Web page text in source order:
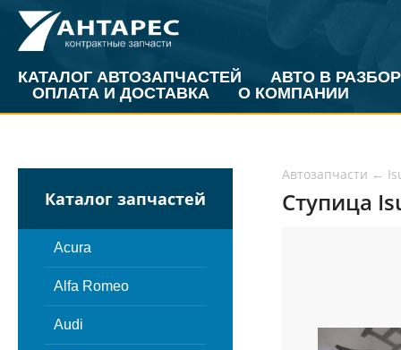
КАТАЛОГ АВТОЗАПЧАСТЕЙ
АВТО В РАЗБОР
ОПЛАТА И ДОСТАВКА
О КОМПАНИИ
Каталог запчастей
Acura
Alfa Romeo
Audi
Автозапчасти ←
Ступица